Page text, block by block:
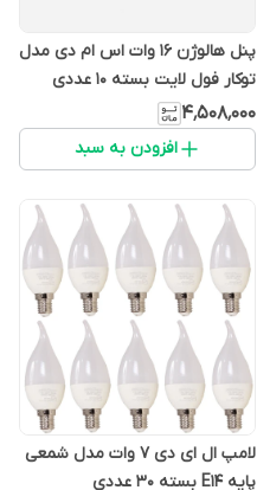
پنل هالوژن 16 وات اس ام دی مدل
توکار فول لایت بسته 10 عددی
۴٬۵۰۸٬۰۰۰
افزودن به سبد
لامپ ال ای دی 7 وات مدل شمعی
پایه E14 بسته 30 عددی